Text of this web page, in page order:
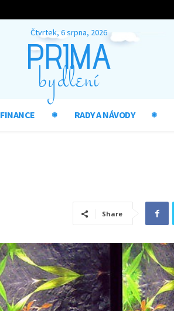
Čtvrtek, 6 srpna, 2026
PRIMA
bydlení
FINANCE RADY A NÁVODY
Share